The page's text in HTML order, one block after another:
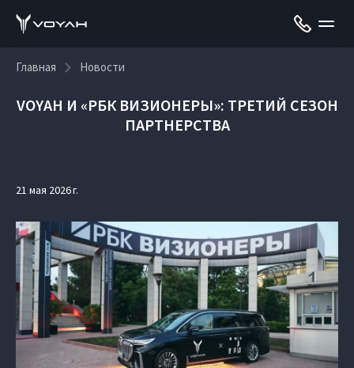
Главная Новости
VOYAH И «РБК ВИЗИОНЕРЫ»: ТРЕТИЙ СЕЗОН
ПАРТНЕРСТВА
21 мая 2026 г.